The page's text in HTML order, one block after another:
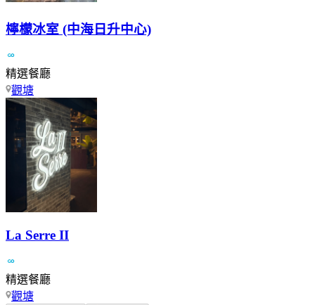
檸檬冰室 (中海日升中心)
精選餐廳
觀塘
La Serre II
精選餐廳
觀塘